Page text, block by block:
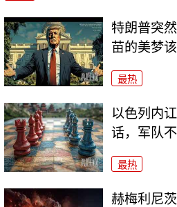
特朗普突
苗的美梦
最热
以色列内
话，军队
最热
赫梅利尼